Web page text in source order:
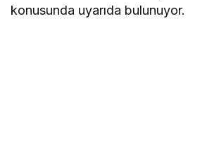
konusunda uyarıda bulunuyor.